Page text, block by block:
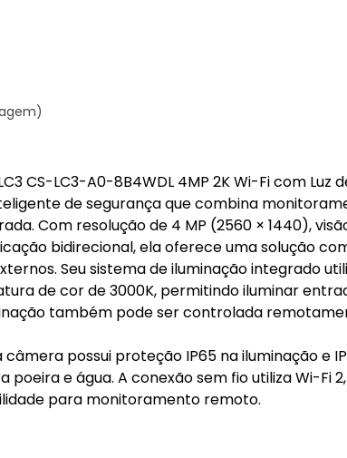
CS-LC3-A0-8B4WDL 4MP 2K Wi-Fi com Luz
de segurança que combina
Com resolução de 4 MP (2560 × 1440),
bidirecional, ela oferece uma solução
Seu sistema de iluminação integrado
de cor de 3000K, permitindo iluminar
também pode ser controlada
possui proteção IP65 na iluminação e
e água. A conexão sem fio utiliza Wi-Fi
para monitoramento remoto.